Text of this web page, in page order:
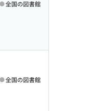
全国の図書館
全国の図書館